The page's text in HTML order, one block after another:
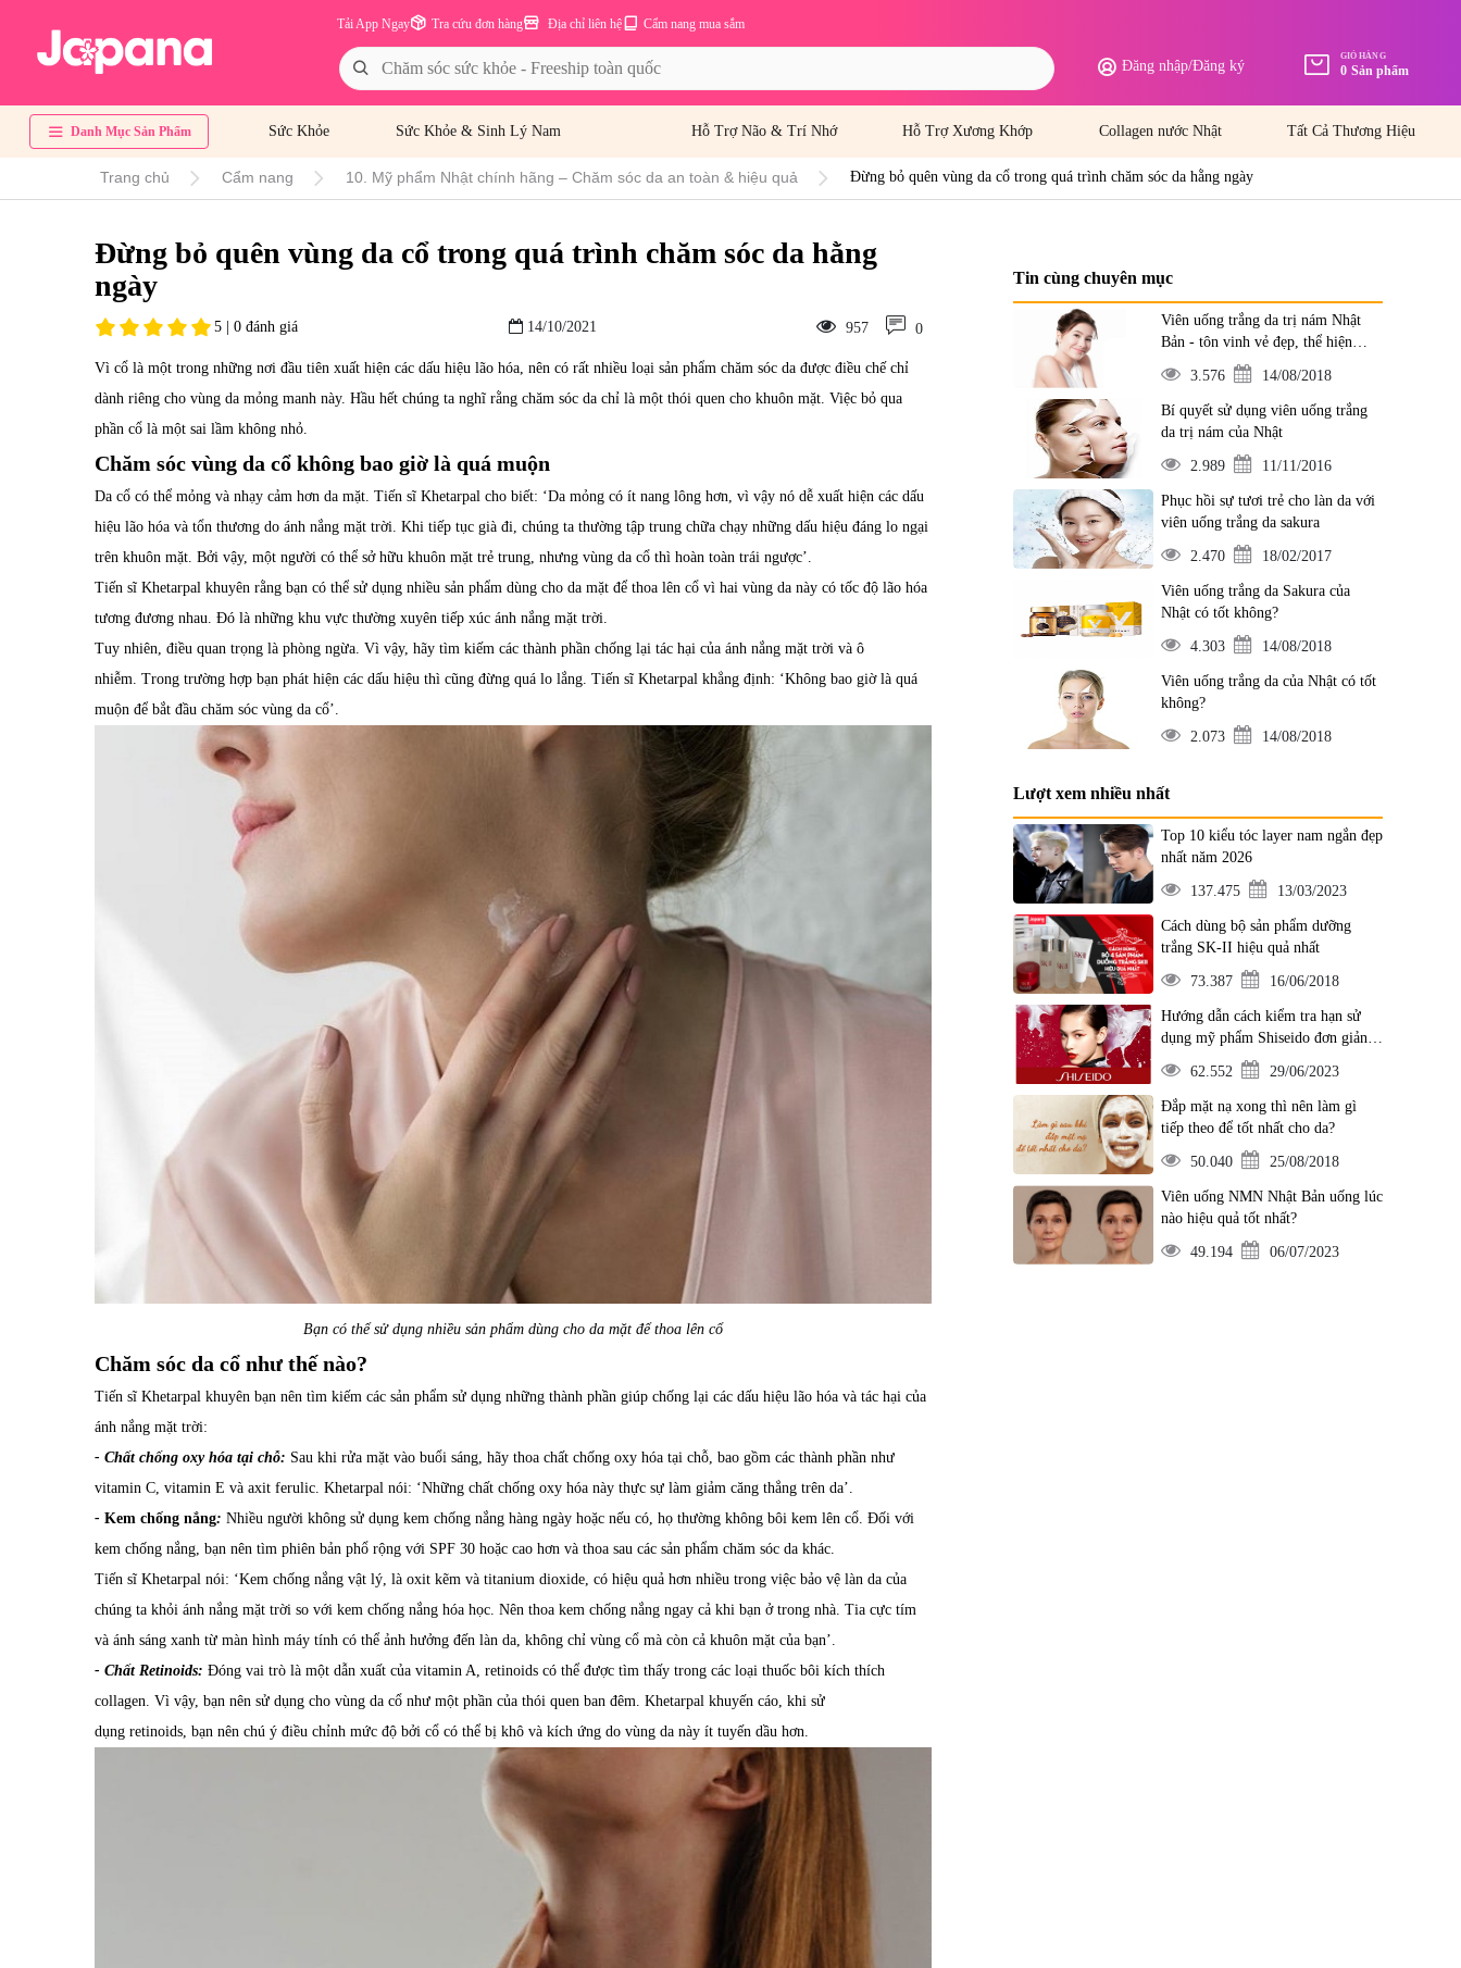
Cẩm nang mua sắm
Địa chỉ liên hệ
Tra cứu đơn hàng
Tải App Ngay
Đăng nhập/Đăng ký
GIỎ HÀNG
0 Sản phẩm
Danh Mục Sản Phẩm Sức Khỏe Sức Khỏe & Sinh Lý Nam Hỗ Trợ Não & Trí Nhớ Hỗ Trợ Xương Khớp Collagen nước Nhật Tất Cả Thương Hiệu
Trang chủ Cẩm nang 10. Mỹ phẩm Nhật chính hãng – Chăm sóc da an toàn & hiệu quả Đừng bỏ quên vùng da cổ trong quá trình chăm sóc da hằng ngày
Đừng bỏ quên vùng da cổ trong quá trình chăm sóc da hằng
ngày
5 | 0 đánh giá 14/10/2021 957 0
Vì cổ là một trong những nơi đầu tiên xuất hiện các dấu hiệu lão hóa, nên có rất nhiều loại sản phẩm chăm sóc da được điều chế chỉ
dành riêng cho vùng da mỏng manh này. Hầu hết chúng ta nghĩ rằng chăm sóc da chỉ là một thói quen cho khuôn mặt. Việc bỏ qua
phần cổ là một sai lầm không nhỏ.
Chăm sóc vùng da cổ không bao giờ là quá muộn
Da cổ có thể mỏng và nhạy cảm hơn da mặt. Tiến sĩ Khetarpal cho biết: ‘Da mỏng có ít nang lông hơn, vì vậy nó dễ xuất hiện các dấu
hiệu lão hóa và tổn thương do ánh nắng mặt trời. Khi tiếp tục già đi, chúng ta thường tập trung chữa chạy những dấu hiệu đáng lo ngại
trên khuôn mặt Bởi vậy, một người có thể sở hữu khuôn mặt trẻ trung , nhưng vùng da cổ thì hoàn toàn trái ngược’.
Tiến sĩ Khetarpal khuyên rằng bạn có thể sử dụng nhiều sản phẩm dùng cho da mặt để thoa lên cổ vì hai vùng da này có tốc độ lão hóa
tương đương nhau. Đó là những khu vực thường xuyên tiếp xúc ánh nắng mặt trời
Tuy nhiên, điều quan trọng là phòng ngừa. Vì vậy, hãy tìm kiếm các thành phần chống lại tác hại của ánh nắng mặt trời và ô
nhiễm. Trong trường hợp bạn phát hiện các dấu hiệu thì cũng đừng quá lo lắng. Tiến sĩ Khetarpal khẳng định: ‘Không bao giờ là quá
muộn để bắt đầu chăm sóc vùng da cổ’
Bạn có thể sử dụng nhiều sản phẩm dùng cho da mặt để thoa lên cổ
Chăm sóc da cổ như thế nào?
Tiến sĩ Khetarpal khuyên bạn nên tìm kiếm các sản phẩm sử dụng những thành phần giúp chống lại các dấu hiệu lão hóa và tác hại của
ánh nắng mặt trời:
- Chất chống oxy hóa tại chỗ: Sau khi rửa mặt vào buổi sáng, hãy thoa chất chống oxy hóa tại chỗ, bao gồm các thành phần như
vitamin C, vitamin E và axit ferulic. Khetarpal nói: ‘Những chất chống oxy hóa này thực sự làm giảm căng thẳng trên da’
- Kem chống nắng: Nhiều người không sử dụng kem chống nắng hàng ngày hoặc nếu có, họ thường không bôi kem lên cổ. Đối với
kem chống nắng, bạn nên tìm phiên bản phổ rộng với SPF 30 hoặc cao hơn và thoa sau các sản phẩm chăm sóc da khác.
Tiến sĩ Khetarpal nói: ‘Kem chống nắng vật lý, là oxit kẽm và titanium dioxide, có hiệu quả hơn nhiều trong việc bảo vệ làn da của
chúng ta khỏi ánh nắng mặt trời so với kem chống nắng hóa học. Nên thoa kem chống nắng ngay cả khi bạn ở trong nhà. Tia cực tím
và ánh sáng xanh từ màn hình máy tính có thể ảnh hưởng đến làn da , không chỉ vùng cổ mà còn cả khuôn mặt của bạn’
- Chất Retinoids: Đóng vai trò là một dẫn xuất của vitamin A, retinoids có thể được tìm thấy trong các loại thuốc bôi kích thích
collagen. Vì vậy, bạn nên sử dụng cho vùng da cổ như một phần của thói quen ban đêm. Khetarpal khuyến cáo, khi sử
dụng retinoids, bạn nên chú ý điều chỉnh mức độ bởi cổ có thể bị khô và kích ứng do vùng da này ít tuyến dầu hơn.
Tin cùng chuyên mục
Viên uống trắng da trị nám Nhật
Bản - tôn vinh vẻ đẹp, thể hiện
đẳng cấp
3.576 14/08/2018
Bí quyết sử dụng viên uống trắng
da trị nám của Nhật
2.989 11/11/2016
Phục hồi sự tươi trẻ cho làn da với
viên uống trắng da sakura
2.470 18/02/2017
Viên uống trắng da Sakura của
Nhật có tốt không?
4.303 14/08/2018
Viên uống trắng da của Nhật có tốt
không?
2.073 14/08/2018
Lượt xem nhiều nhất
Top 10 kiểu tóc layer nam ngắn đẹp
nhất năm 2026
137.475 13/03/2023
Cách dùng bộ sản phẩm dưỡng
trắng SK-II hiệu quả nhất
73.387 16/06/2018
Hướng dẫn cách kiểm tra hạn sử
dụng mỹ phẩm Shiseido đơn giản
nhất
62.552 29/06/2023
Đắp mặt nạ xong thì nên làm gì
tiếp theo để tốt nhất cho da?
50.040 25/08/2018
Viên uống NMN Nhật Bản uống lúc
nào hiệu quả tốt nhất?
49.194 06/07/2023